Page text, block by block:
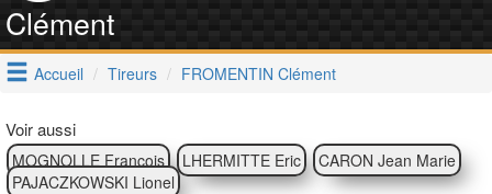
Clément
Accueil Tireurs FROMENTIN Clément
Voir aussi
MOGNOLLE François LHERMITTE Eric
CARON Jean Marie
PAJACZKOWSKI Lionel